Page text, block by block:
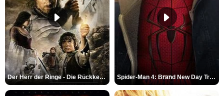
Der Herr der Ringe - Die Rückkehr des Königs Trailer OV Spider-Man 4: Brand New Day Trailer (3) DF